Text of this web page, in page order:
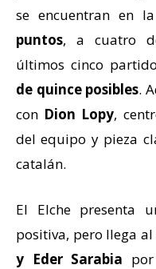
se encuentran en la
puntos, a cuatro
últimos cinco
de quince posibles.
con Dion Lopy,
del equipo y pieza
catalán.
El Elche presenta
positiva, pero llega
y Eder Sarabia